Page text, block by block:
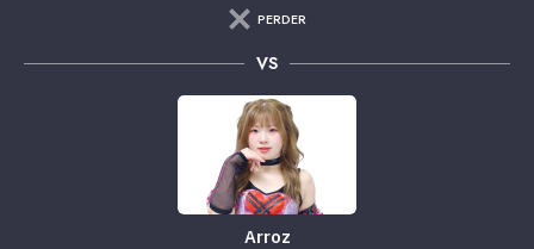
PERDER
VS
Arroz